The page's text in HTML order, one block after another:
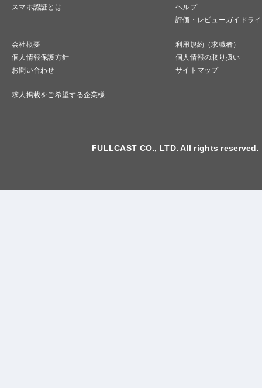
スマホ認証とは
ヘルプ
評価・レビューガイドラ
会社概要
利用規約（求職者）
個人情報保護方針
個人情報の取り扱い
お問い合わせ
サイトマップ
求人掲載をご希望する企業様
FULLCAST CO., LTD. All rights reserved.